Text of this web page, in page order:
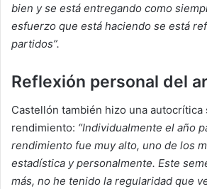
bien y se está entregando como
esfuerzo que está haciendo se está
partidos”.
Reflexión personal del
Castellón también hizo una autocrítica
rendimiento: “Individualmente el año
rendimiento fue muy alto, uno de los
estadística y personalmente. Este
más, no he tenido la regularidad que